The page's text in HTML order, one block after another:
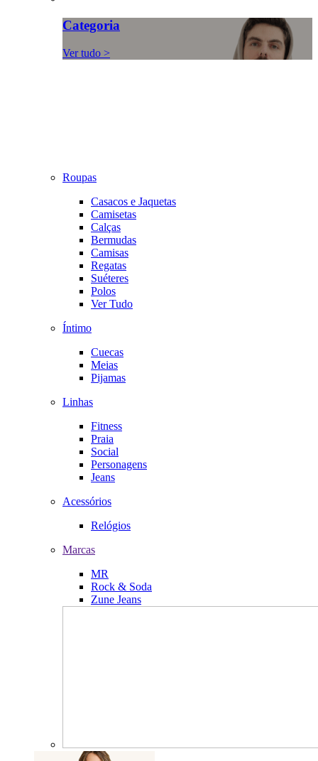
Categoria
Ver tudo >
Roupas
Casacos e Jaquetas
Camisetas
Calças
Bermudas
Camisas
Regatas
Suéteres
Polos
Ver Tudo
Íntimo
Cuecas
Meias
Pijamas
Linhas
Fitness
Praia
Social
Personagens
Jeans
Acessórios
Relógios
Marcas
MR
Rock & Soda
Zune Jeans